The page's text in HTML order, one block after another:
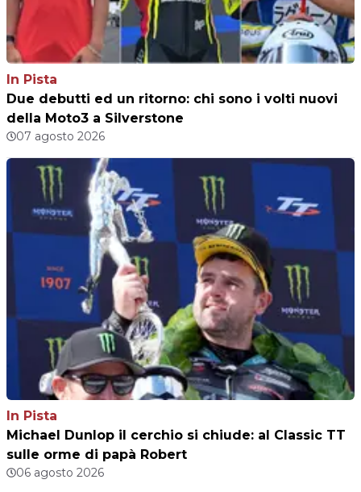
In Pista
Due debutti ed un ritorno: chi sono i volti nuovi
della Moto3 a Silverstone
07 agosto 2026
In Pista
Michael Dunlop il cerchio si chiude: al Classic TT
sulle orme di papà Robert
06 agosto 2026